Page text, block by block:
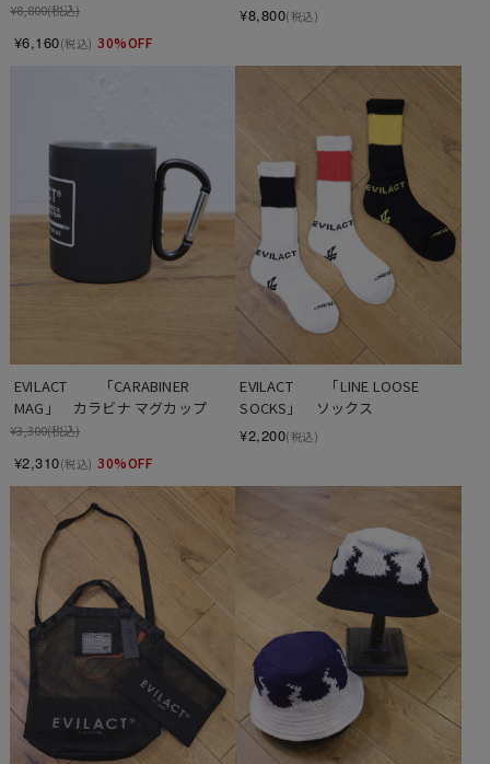
¥8,800(税込)
¥6,160(税込) 30%OFF
¥8,800(税込)
EVILACT 　　「CARABINER
MAG」　カラビナ マグカップ
¥3,300(税込)
¥2,310(税込) 30%OFF
EVILACT 　　「LINE LOOSE
SOCKS」　ソックス
¥2,200(税込)